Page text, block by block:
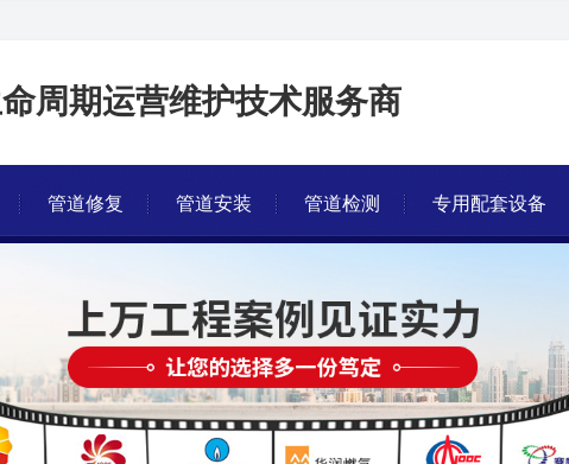
周期运营维护技术服务商
管道修复 管道安装 管道检测 专用配套设备